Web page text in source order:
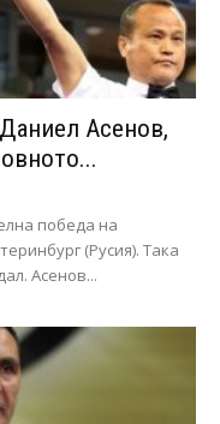
Асенов,
победа на
(Русия). Така
Асенов...